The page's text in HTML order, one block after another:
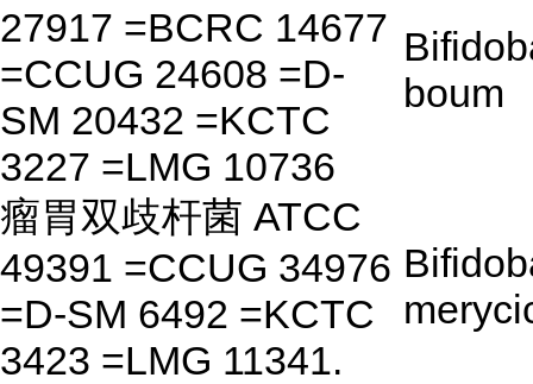
27917 =BCRC 14677
=CCUG 24608 =D-
SM 20432 =KCTC
3227 =LMG 10736
boum
瘤胃双歧杆菌 ATCC
49391 =CCUG 34976
=D-SM 6492 =KCTC
3423 =LMG 11341.